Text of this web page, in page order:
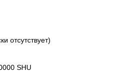
отсутствует)
SHU